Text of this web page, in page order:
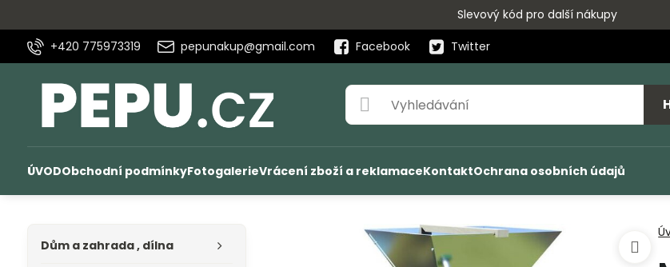
Slevový kód pro další nákupy
+420 775973319
pepunakup@gmail.com Facebook Twitter
ÚVODObchodní podmínkyFotogalerieVrácení zboží a reklamaceKontaktOchrana osobních údajů
Dům a zahrada , dílna